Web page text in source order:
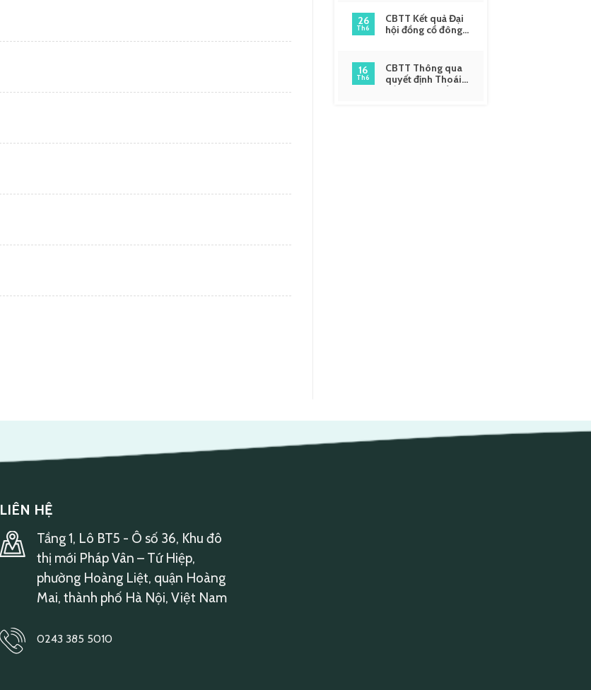
2026 lần 2
26
Th6
CBTT Kết quả Đại
hội đồng cổ đông
16
Th6
CBTT Thông qua
quyết định Thoái
LIÊN HỆ
Tầng 1, Lô BT5 - Ô số 36, Khu đô
thị mới Pháp Vân – Tứ Hiệp,
phường Hoàng Liệt, quận Hoàng
Mai, thành phố Hà Nội, Việt Nam
0243 385 5010